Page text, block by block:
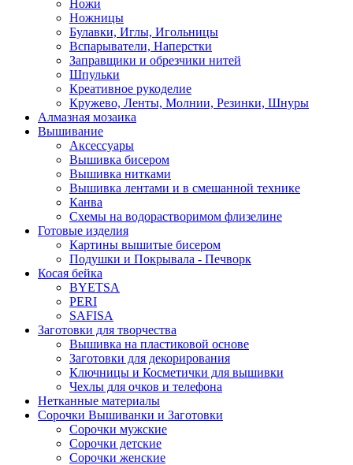
Ножи
Ножницы
Булавки, Иглы, Игольницы
Вспарыватели, Наперстки
Заправщики и обрезчики нитей
Шпульки
Креативное рукоделие
Кружево, Ленты, Молнии, Резинки, Шнуры
Алмазная мозаика
Вышивание
Аксессуары
Вышивка бисером
Вышивка нитками
Вышивка лентами и в смешанной технике
Канва
Схемы на водорастворимом флизелине
Готовые изделия
Картины вышитые бисером
Подушки и Покрывала - Печворк
Косая бейка
BYETSA
PERI
SAFISA
Заготовки для творчества
Вышивка на пластиковой основе
Заготовки для декорирования
Ключницы и Косметички для вышивки
Чехлы для очков и телефона
Нетканные материалы
Сорочки Вышиванки и Заготовки
Cорочки мужские
Сорочки детские
Сорочки женские